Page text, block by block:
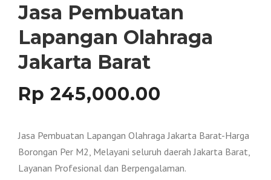
Jasa Pembuatan
Lapangan Olahraga
Jakarta Barat
Rp 245,000.00
Jasa Pembuatan Lapangan Olahraga Jakarta Barat-Harga
Borongan Per M2, Melayani seluruh daerah Jakarta Barat,
Layanan Profesional dan Berpengalaman.